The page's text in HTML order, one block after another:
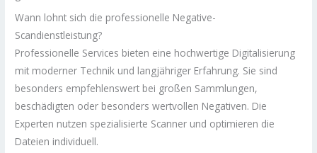
Wann lohnt sich die professionelle Negative-
Scandienstleistung?
Professionelle Services bieten eine hochwertige Digitalisierung
mit moderner Technik und langjähriger Erfahrung. Sie sind
besonders empfehlenswert bei großen Sammlungen,
beschädigten oder besonders wertvollen Negativen. Die
Experten nutzen spezialisierte Scanner und optimieren die
Dateien individuell.